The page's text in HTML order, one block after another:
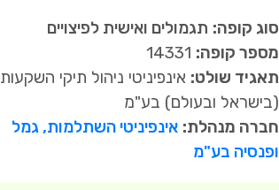
סוג קופה: תגמולים ואישית לפיצויים
מספר קופה:
תאגיד שולט: אינפיניטי ניהול תיקי השקעות
(בישראל ובעולם) בע"מ
חברה מנהלת: אינפיניטי השתלמות, גמל
ופנסיה בע"מ